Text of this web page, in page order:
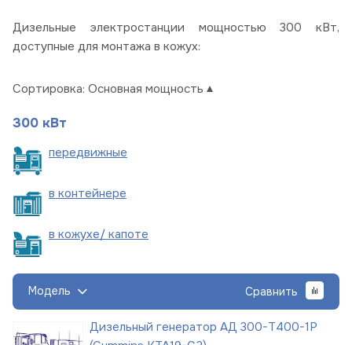
Дизельные электростанции мощностью 300 кВт,
доступные для монтажа в кожух:
Сортировка: Основная мощность
300 кВт
передвижные
в контейнере
в кожухе/ капоте
Модель Сравнить
Дизельный генератор АД 300-Т400-1Р